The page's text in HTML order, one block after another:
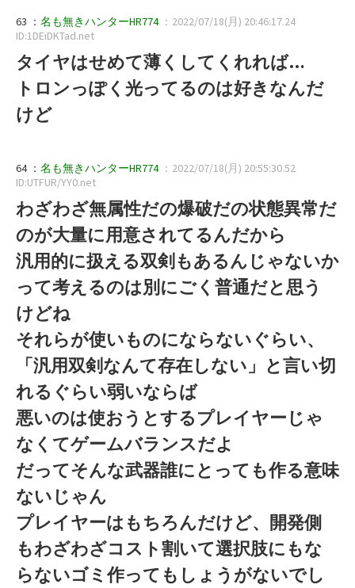
63 ： 名も無きハンターHR774 ：2022/07/18(月) 20:46:17.24
ID:1DEiDKTad.net
タイヤはせめて薄くしてくれれば…
トロンっぽく光ってるのは好きなんだ
けど
64 ： 名も無きハンターHR774 ：2022/07/18(月) 20:55:30.52
ID:UTFUR/YY0.net
わざわざ無属性だの爆破だの状態異常だ
のが大量に用意されてるんだから
汎用的に扱える双剣もあるんじゃないか
って考えるのは別にごく普通だと思う
けどね
それらが使いものにならないぐらい、
「汎用双剣なんて存在しない」と言い切
れるぐらい弱いならば
悪いのは使おうとするプレイヤーじゃ
なくてゲームバランスだよ
だってそんな武器誰にとっても作る意味
ないじゃん
プレイヤーはもちろんだけど、開発側
もわざわざコスト割いて選択肢にもな
らないゴミ作ってもしょうがないでし